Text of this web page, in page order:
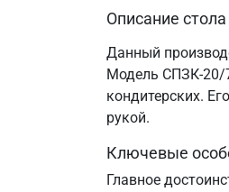
Описание
Данный
Модель СПЗК-20/
кондитерских.
рукой.
Ключевые
Главное